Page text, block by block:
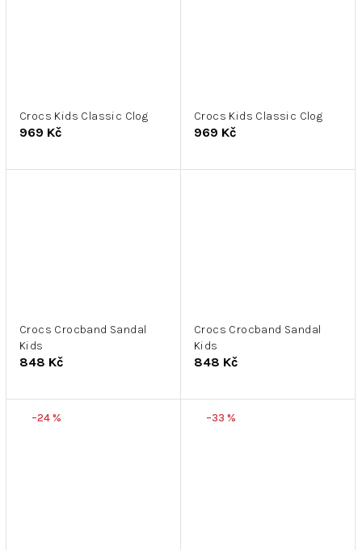
Crocs Kids Classic Clog
969 Kč
Crocs Kids Classic Clog
969 Kč
Crocs Crocband Sandal
Kids
848 Kč
Crocs Crocband Sandal
Kids
848 Kč
–24 % –33 %